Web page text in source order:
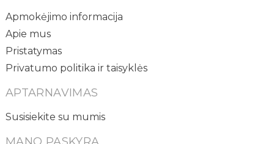
Apmokėjimo informacija
Apie mus
Pristatymas
Privatumo politika ir taisyklės
APTARNAVIMAS
Susisiekite su mumis